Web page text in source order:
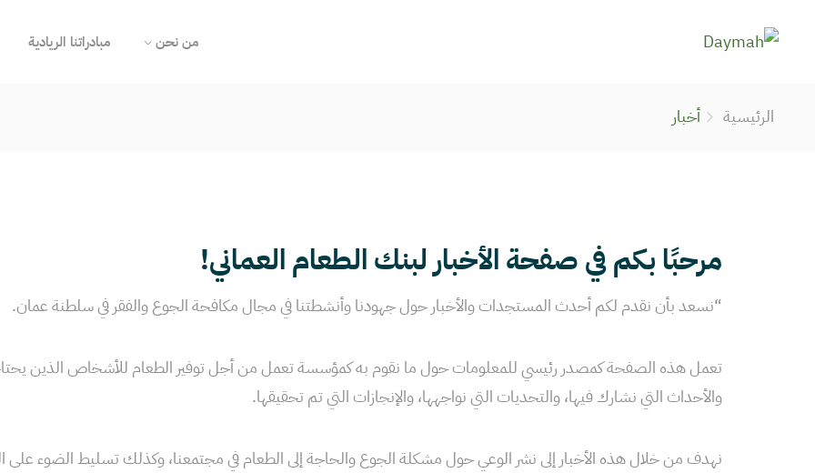
من نحن مبادراتنا الريادية
الرئيسية أخبار
مرحبًا بكم في صفحة الأخبار لبنك الطعام العماني!
“نسعد بأن نقدم لكم أحدث المستجدات والأخبار حول جهودنا وأنشطتنا في مجال مكافحة الجوع والفقر في سلطنة عمان.
تعمل هذه الصفحة كمصدر رئيسي للمعلومات حول ما نقوم به كمؤسسة تعمل من أجل توفير الطعام للأشخاص الذين
والأحداث التي نشارك فيها، والتحديات التي نواجهها، والإنجازات التي تم تحقيقها.
نهدف من خلال هذه الأخبار إلى نشر الوعي حول مشكلة الجوع والحاجة إلى الطعام في مجتمعنا، وكذلك تسليط الضوء على